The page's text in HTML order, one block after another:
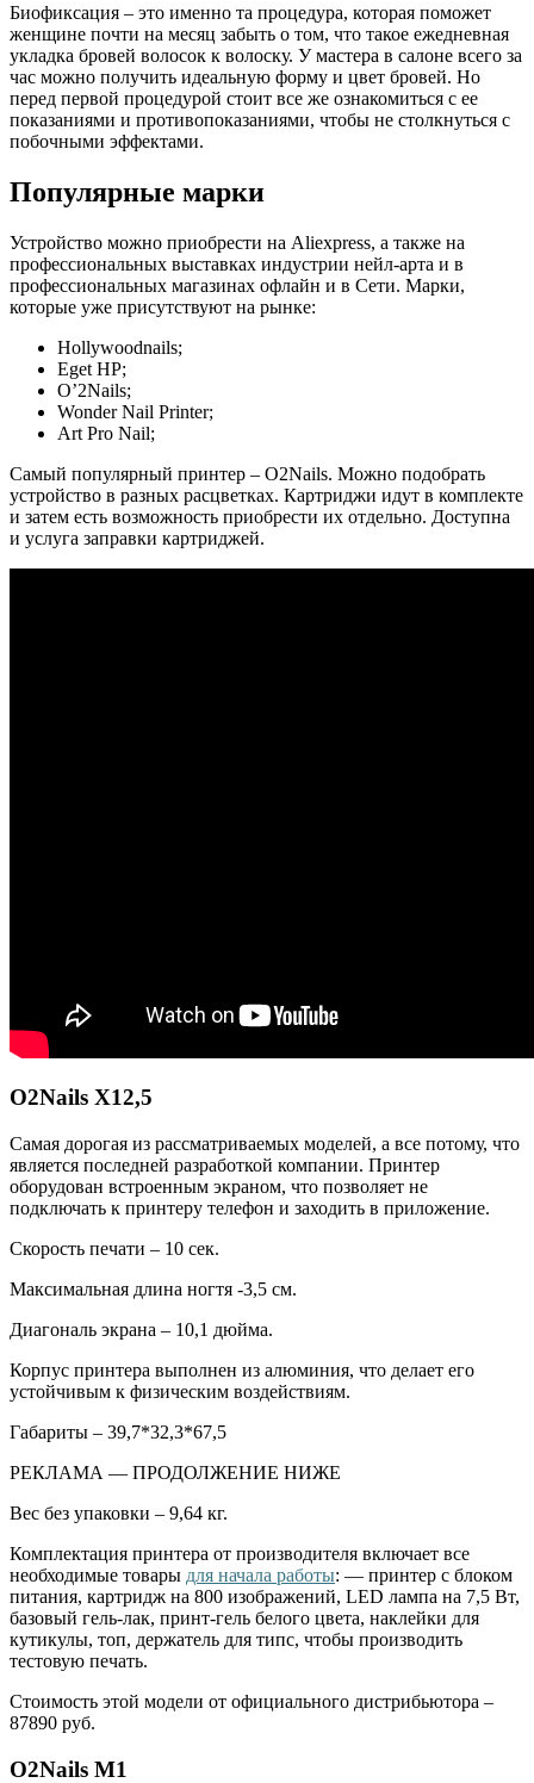
Биофиксация – это именно та процедура, которая поможет
женщине почти на месяц забыть о том, что такое ежедневная
укладка бровей волосок к волоску. У мастера в салоне всего за
час можно получить идеальную форму и цвет бровей. Но
перед первой процедурой стоит все же ознакомиться с ее
показаниями и противопоказаниями, чтобы не столкнуться с
побочными эффектами.
Популярные марки
Устройство можно приобрести на Aliexpress, а также на
профессиональных выставках индустрии нейл-арта и в
профессиональных магазинах офлайн и в Сети. Марки,
которые уже присутствуют на рынке:
Hollywoodnails;
Eget HP;
O’2Nails;
Wonder Nail Printer;
Art Pro Nail;
Самый популярный принтер – O2Nails. Можно подобрать
устройство в разных расцветках. Картриджи идут в комплекте
и затем есть возможность приобрести их отдельно. Доступна
и услуга заправки картриджей.
O2Nails X12,5
Самая дорогая из рассматриваемых моделей, а все потому, что
является последней разработкой компании. Принтер
оборудован встроенным экраном, что позволяет не
подключать к принтеру телефон и заходить в приложение.
Скорость печати – 10 сек.
Максимальная длина ногтя -3,5 см.
Диагональ экрана – 10,1 дюйма.
Корпус принтера выполнен из алюминия, что делает его
устойчивым к физическим воздействиям.
Габариты – 39,7*32,3*67,5
РЕКЛАМА — ПРОДОЛЖЕНИЕ НИЖЕ
Вес без упаковки – 9,64 кг.
Комплектация принтера от производителя включает все
необходимые товары для начала работы: — принтер с блоком
питания, картридж на 800 изображений, LED лампа на 7,5 Вт,
базовый гель-лак, принт-гель белого цвета, наклейки для
кутикулы, топ, держатель для типс, чтобы производить
тестовую печать.
Стоимость этой модели от официального дистрибьютора –
87890 руб.
O2Nails M1